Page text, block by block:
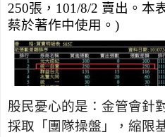
250張， 101/8/2 賣出。本
蔡於著作中使用。 )
股民憂心的是：金管會針
採取「團隊操盤」，縮限